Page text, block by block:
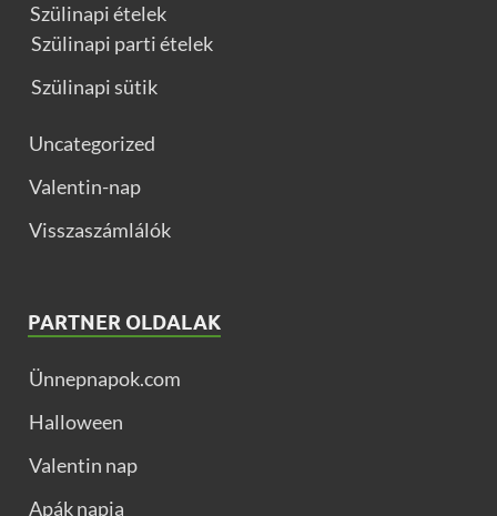
Szülinapi ételek
Szülinapi parti ételek
Szülinapi sütik
Uncategorized
Valentin-nap
Visszaszámlálók
PARTNER OLDALAK
Ünnepnapok.com
Halloween
Valentin nap
Apák napja